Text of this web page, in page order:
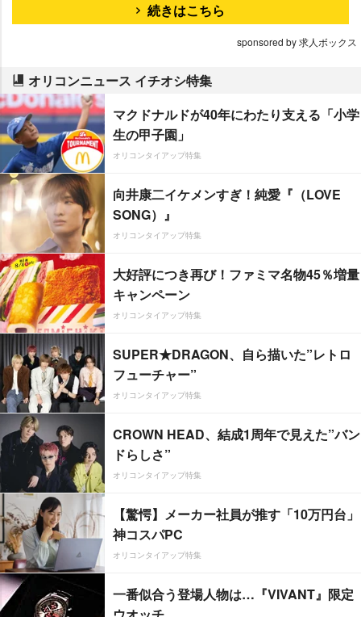
続きはこちら
sponsored by 求人ボックス
オリコンニュース イチオシ特集
マクドナルドが40年にわたり支える「小学
生の甲子園」
オリコンタイアップ特集
向井康二イケメンすぎ！純愛『（LOVE
SONG）』
オリコンタイアップ特集
大好評につき再び！ファミマ名物45％増量
キャンペーン
オリコンタイアップ特集
SUPER★DRAGON、自ら描いた”レトロ
フューチャー”
オリコンタイアップ特集
CROWN HEAD、結成1周年で見えた”バン
ドらしさ”
オリコンタイアップ特集
【驚愕】メーカー社員が推す「10万円台」
神コスパPC
オリコンタイアップ特集
一番似合う登場人物は…『VIVANT』限定